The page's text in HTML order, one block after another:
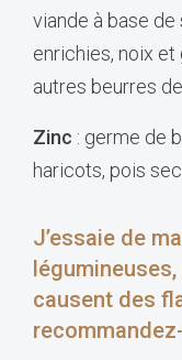
viande à base
enrichies, noix et
autres beurres
Zinc : germe de
haricots, pois
J’essaie de
causent des